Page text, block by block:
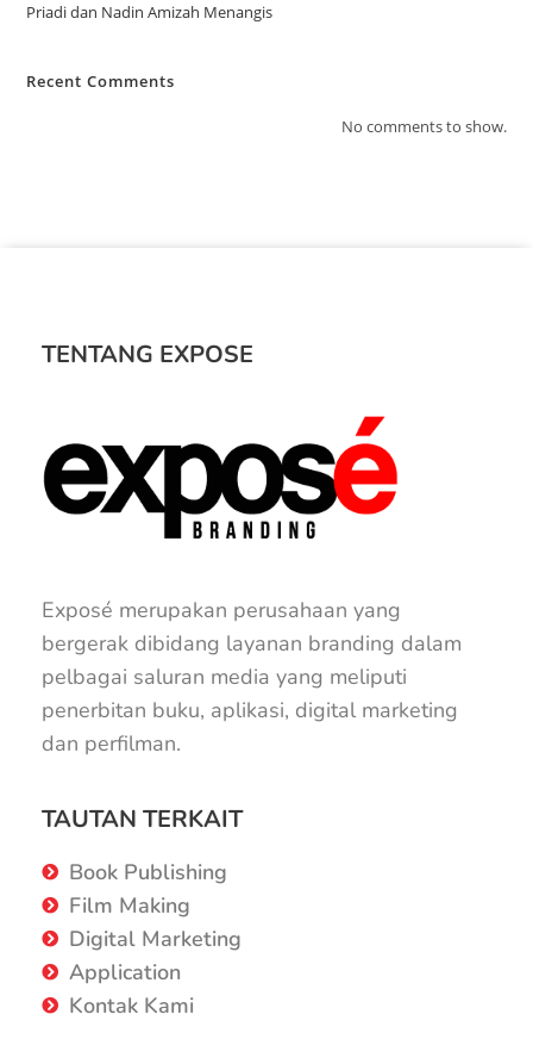
Priadi dan Nadin Amizah Menangis
Recent Comments
No comments to show.
TENTANG EXPOSE
Exposé merupakan perusahaan yang
bergerak dibidang layanan branding dalam
pelbagai saluran media yang meliputi
penerbitan buku, aplikasi, digital marketing
dan perfilman.
TAUTAN TERKAIT
Book Publishing
Film Making
Digital Marketing
Application
Kontak Kami